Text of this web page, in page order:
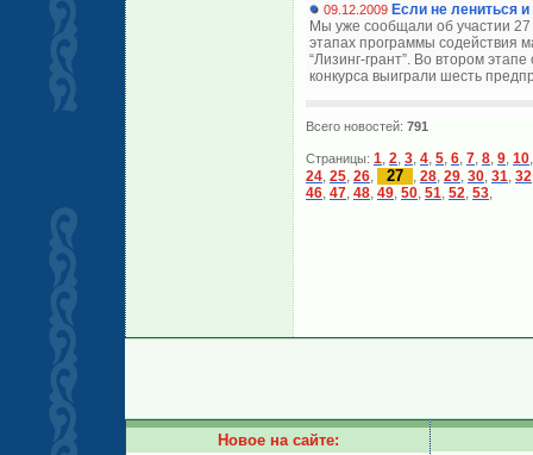
09.12.2009 Если не лениться
Мы уже сообщали об участии
этапах программы содействия
“Лизинг-грант”. Во втором
конкурса выиграли шесть
Всего новостей: 791
Страницы: 1, 2, 3, 4, 5, 6, 7, 8, 9, 10
24, 25, 26, 27 , 28, 29, 30, 31, 32
46, 47, 48, 49, 50, 51, 52, 53,
Новое на сайте: